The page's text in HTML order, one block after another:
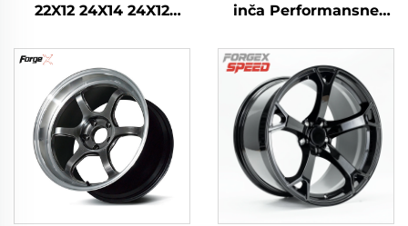
22X12 24X14 24X12
8x180 6x139.7 Legirano
Kovano Kamionsko
Koloč za Ford F-350
RAM1500 2500 Obod
inča Performansne
s urezbom za sidrenje
gume za Civic Type R
WRX STI M3 GR Supra
BRZ